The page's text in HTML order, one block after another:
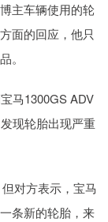
主车辆使用的轮
面的回应，他只
。
马1300GS ADV
现轮胎出现严重
对方表示，宝马
条新的轮胎，来